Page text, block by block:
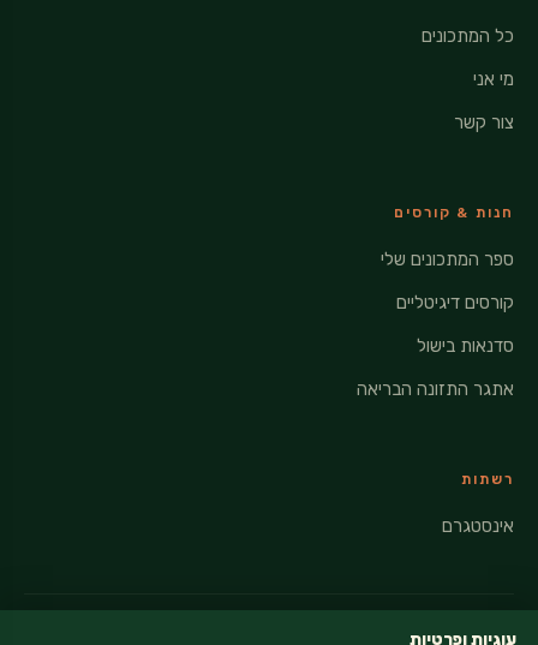
כל המתכונים
מי אני
צור קשר
חנות & קורסים
ספר המתכונים שלי
קורסים דיגיטליים
סדנאות בישול
אתגר התזונה הבריאה
רשתות
אינסטגרם
עוגיות ופרטיות